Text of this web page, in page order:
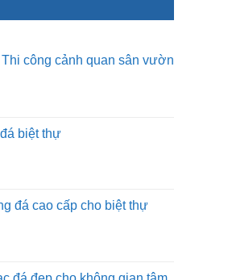
công cảnh quan sân vườn
biệt thự
đá cao cấp cho biệt thự